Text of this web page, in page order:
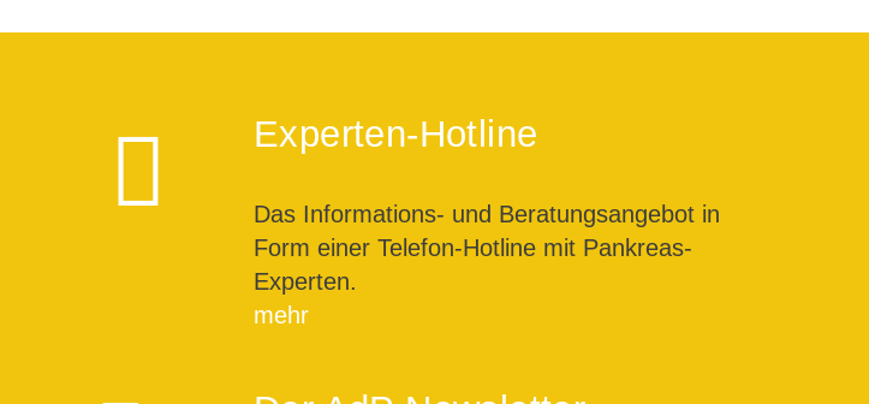
Experten-Hotline
Das Informations- und Beratungsangebot in
Form einer Telefon-Hotline mit Pankreas-
Experten.
mehr